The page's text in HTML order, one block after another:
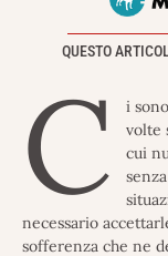
QUESTO
C
i
volte
cui
necessario
sofferenza che ne